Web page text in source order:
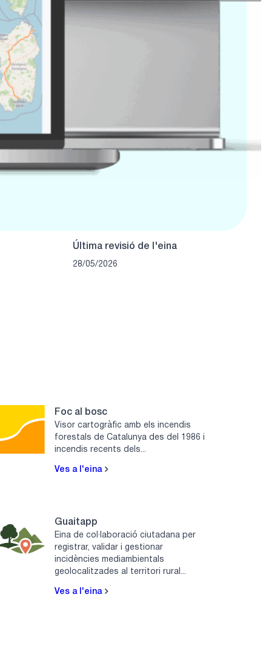
empitjoraments o
de la xarxa.
Última revisió de l'eina
28/05/2026
Foc al bosc
Visor cartogràfic amb els incendis
forestals de Catalunya des del 1986 i
incendis recents dels...
Ves a l'eina
Guaitapp
Eina de col·laboració ciutadana per
registrar, validar i gestionar
incidències mediambientals
geolocalitzades al territori rural...
Ves a l'eina